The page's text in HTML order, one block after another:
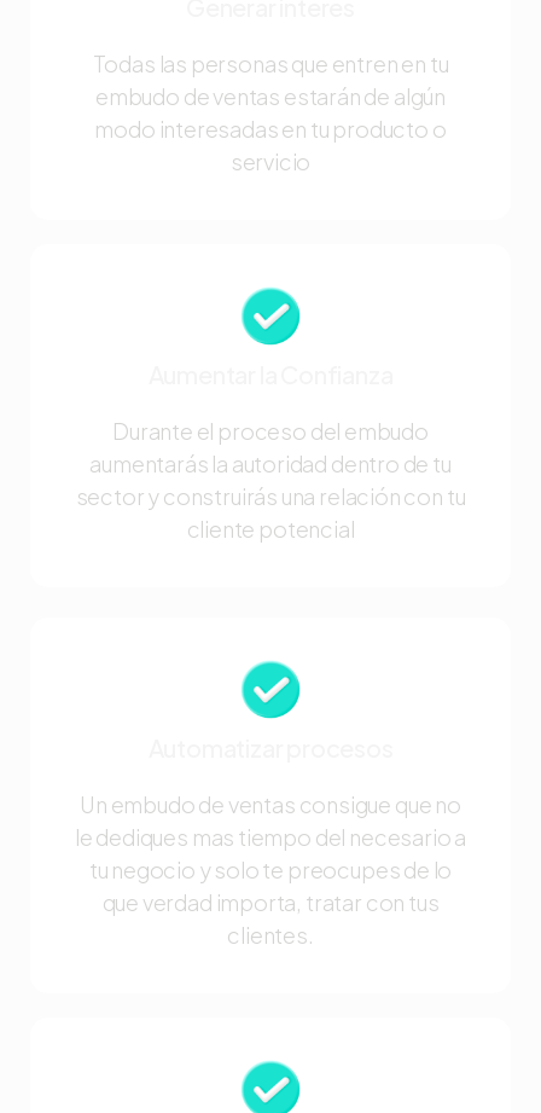
Todas las personas que entren en tu
embudo de ventas estarán de algún
modo interesadas en tu producto o
servicio
Durante el proceso del embudo
aumentarás la autoridad dentro de tu
sector y construirás una relación con tu
cliente potencial
Un embudo de ventas consigue que no
le dediques mas tiempo del necesario a
tu negocio y solo te preocupes de lo
que verdad importa, tratar con tus
clientes.